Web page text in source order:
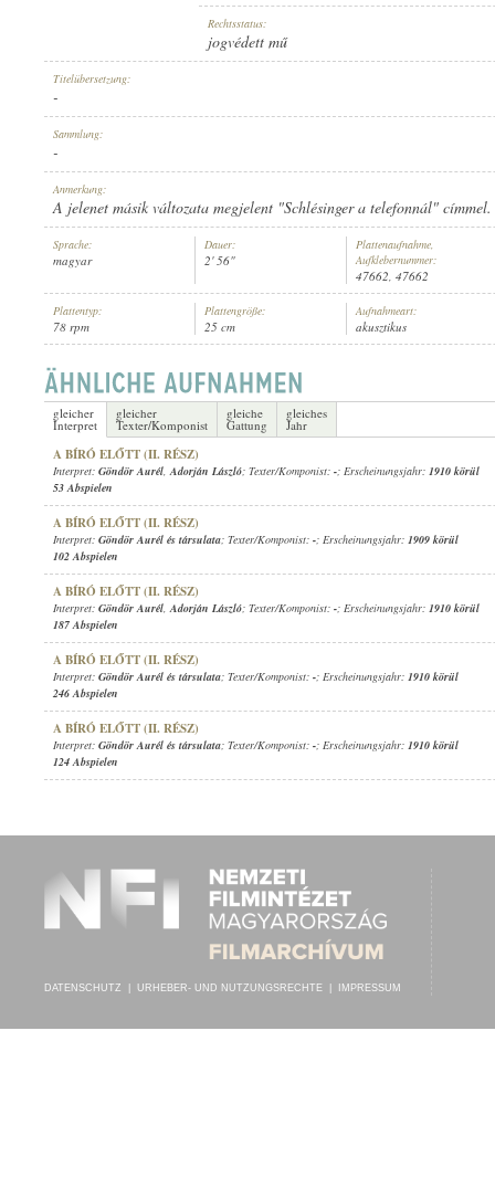
INTERPRET: GÖNDÖR AURÉL ,ADORJÁN LÁSZLÓ ADORJÁN LÁSZLÓNÉ
47662
Rechtsstatus:
jogvédett mű
Titelübersetzung:
-
Sammlung:
-
Anmerkung:
A jelenet másik változata megjelent "Schlésinger a telefonnál" címmel.
Sprache:
magyar
Dauer:
2' 56"
Plattenaufnahme,
Aufklebernummer:
47662, 47662
Plattentyp:
78 rpm
Plattengröße:
25 cm
Aufnahmeart:
akusztikus
gleicher
Interpret
gleicher
Texter/Komponist
gleiche
Gattung
gleiches
Jahr
A BÍRÓ ELŐTT (II. RÉSZ)
Interpret: Göndör Aurél,Adorján László; Texter/Komponist: -; Erscheinungsjahr: 1910 körül
53 Abspielen
A BÍRÓ ELŐTT (II. RÉSZ)
Interpret: Göndör Aurél és társulata; Texter/Komponist: -; Erscheinungsjahr: 1909 körül
102 Abspielen
A BÍRÓ ELŐTT (II. RÉSZ)
Interpret: Göndör Aurél,Adorján László; Texter/Komponist: -; Erscheinungsjahr: 1910 körül
187 Abspielen
A BÍRÓ ELŐTT (II. RÉSZ)
Interpret: Göndör Aurél és társulata; Texter/Komponist: -; Erscheinungsjahr: 1910 körül
246 Abspielen
A BÍRÓ ELŐTT (II. RÉSZ)
Interpret: Göndör Aurél és társulata; Texter/Komponist: -; Erscheinungsjahr: 1910 körül
124 Abspielen
DATENSCHUTZ URHEBER- UND NUTZUNGSRECHTE IMPRESSUM